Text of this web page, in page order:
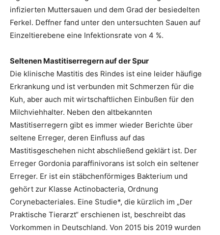
infizierten Muttersauen und dem Grad der besiedelten
Ferkel. Deffner fand unter den untersuchten Sauen auf
Einzeltierebene eine Infektionsrate von 4 %.
Seltenen Mastitiserregern auf der Spur
Die klinische Mastitis des Rindes ist eine leider häufige
Erkrankung und ist verbunden mit Schmerzen für die
Kuh, aber auch mit wirtschaftlichen Einbußen für den
Milchviehhalter. Neben den altbekannten
Mastitiserregern gibt es immer wieder Berichte über
seltene Erreger, deren Einfluss auf das
Mastitisgeschehen nicht abschließend geklärt ist. Der
Erreger Gordonia paraffinivorans ist solch ein seltener
Erreger. Er ist ein stäbchenförmiges Bakterium und
gehört zur Klasse Actinobacteria, Ordnung
Corynebacteriales. Eine Studie*, die kürzlich im „Der
Praktische Tierarzt“ erschienen ist, beschreibt das
Vorkommen in Deutschland. Von 2015 bis 2019 wurden